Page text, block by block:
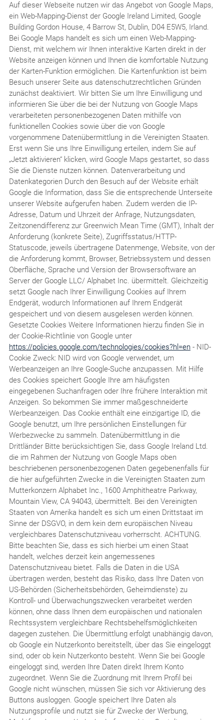
Auf dieser Webseite nutzen wir das Angebot von Google Maps,
ein Web-Mapping-Dienst der Google Ireland Limited, Google
Building Gordon House, 4 Barrow St, Dublin, D04 E5W5, Irland.
Bei Google Maps handelt es sich um einen Web-Mapping-
Dienst, mit welchem wir Ihnen interaktive Karten direkt in der
Website anzeigen können und Ihnen die komfortable Nutzung
der Karten-Funktion ermöglichen. Die Kartenfunktion ist beim
Besuch unserer Seite aus datenschutzrechtlichen Gründen
zunächst deaktiviert. Wir bitten Sie um Ihre Einwilligung und
informieren Sie über die bei der Nutzung von Google Maps
verarbeiteten personenbezogenen Daten mithilfe von
funktionellen Cookies sowie über die von Google
vorgenommene Datenübermittlung in die Vereinigten Staaten.
Erst wenn Sie uns Ihre Einwilligung erteilen, indem Sie auf
„Jetzt aktivieren“ klicken, wird Google Maps gestartet, so dass
Sie die Dienste nutzen können. Datenverarbeitung und
Datenkategorien Durch den Besuch auf der Website erhält
Google die Information, dass Sie die entsprechende Unterseite
unserer Website aufgerufen haben. Zudem werden die IP-
Adresse, Datum und Uhrzeit der Anfrage, Nutzungsdaten,
Zeitzonendifferenz zur Greenwich Mean Time (GMT), Inhalt der
Anforderung (konkrete Seite), Zugriffsstatus/HTTP-
Statuscode, jeweils übertragene Datenmenge, Website, von der
die Anforderung kommt, Browser, Betriebssystem und dessen
Oberfläche, Sprache und Version der Browsersoftware an
Server der Google LLC/ Alphabet Inc. übermittelt. Gleichzeitig
setzt Google nach Ihrer Einwilligung Cookies auf Ihrem
Endgerät, wodurch Informationen auf Ihrem Endgerät
gespeichert und von diesem ausgelesen werden können.
Gesetzte Cookies Weitere Informationen hierzu finden Sie in
der Cookie-Richtlinie von Google unter
https://policies.google.com/technologies/cookies?hl=en- NID-
Cookie Zweck: NID wird von Google verwendet, um
Werbeanzeigen an Ihre Google-Suche anzupassen. Mit Hilfe
des Cookies speichert Google Ihre am häufigsten
eingegebenen Suchanfragen oder Ihre frühere Interaktion mit
Anzeigen. So bekommen Sie immer maßgeschneiderte
Werbeanzeigen. Das Cookie enthält eine einzigartige ID, die
Google benutzt, um Ihre persönlichen Einstellungen für
Werbezwecke zu sammeln. Datenübermittlung in die
Drittländer Bitte berücksichtigen Sie, dass Google Ireland Ltd.
die im Rahmen der Nutzung von Google Maps oben
beschriebenen personenbezogenen Daten gegebenenfalls für
die hier aufgeführten Zwecke in die Vereinigten Staaten zum
Mutterkonzern Alphabet Inc., 1600 Amphitheatre Parkway,
Mountain View, CA 94043, übermittelt. Bei den Vereinigten
Staaten von Amerika handelt es sich um einen Drittstaat im
Sinne der DSGVO, in dem kein dem europäischen Niveau
vergleichbares Datenschutzniveau vorherrscht. ACHTUNG.
Bitte beachten Sie, dass es sich hierbei um einen Staat
handelt, welches derzeit kein angemessenes
Datenschutzniveau bietet. Falls die Daten in die USA
übertragen werden, besteht das Risiko, dass Ihre Daten von
US-Behörden (Sicherheitsbehörden, Geheimdienste) zu
Kontroll- und Überwachungszwecken verarbeitet werden
können, ohne dass Ihnen dem europäischen und nationalen
Rechtssystem vergleichbare Rechtsbehelfsmöglichkeiten
dagegen zustehen. Die Übermittlung erfolgt unabhängig davon,
ob Google ein Nutzerkonto bereitstellt, über das Sie eingeloggt
sind, oder ob kein Nutzerkonto besteht. Wenn Sie bei Google
eingeloggt sind, werden Ihre Daten direkt Ihrem Konto
zugeordnet. Wenn Sie die Zuordnung mit Ihrem Profil bei
Google nicht wünschen, müssen Sie sich vor Aktivierung des
Buttons ausloggen. Google speichert Ihre Daten als
Nutzungsprofile und nutzt sie für Zwecke der Werbung,